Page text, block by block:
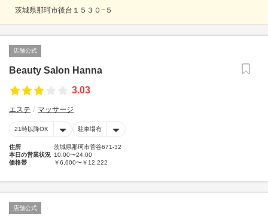
茨城県那珂市後台１５３０−５
店舗公式
Beauty Salon Hanna
3.03
エステ マッサージ
21時以降OK 駐車場有
住所
茨城県那珂市菅谷671-32
本日の営業状況 10:00〜24:00
価格帯
￥6,600〜￥12,222
店舗公式